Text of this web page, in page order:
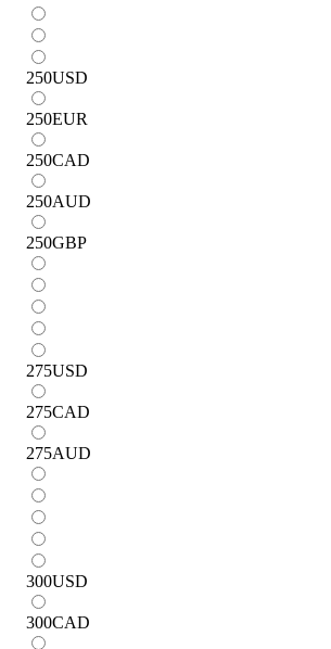
250USD
250EUR
250CAD
250AUD
250GBP
275USD
275CAD
275AUD
300USD
300CAD